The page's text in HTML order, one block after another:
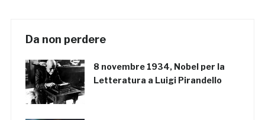
Da non perdere
8 novembre 1934, Nobel per la
Letteratura a Luigi Pirandello